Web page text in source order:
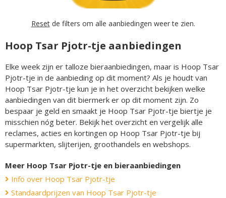
Resetde filters om alle aanbiedingen weer te zien.
Hoop Tsar Pjotr-tje aanbiedingen
Elke week zijn er talloze bieraanbiedingen, maar is Hoop Tsar
Pjotr-tje in de aanbieding op dit moment? Als je houdt van
Hoop Tsar Pjotr-tje kun je in het overzicht bekijken welke
aanbiedingen van dit biermerk er op dit moment zijn. Zo
bespaar je geld en smaakt je Hoop Tsar Pjotr-tje biertje je
misschien nóg beter. Bekijk het overzicht en vergelijk alle
reclames, acties en kortingen op Hoop Tsar Pjotr-tje bij
supermarkten, slijterijen, groothandels en webshops.
Meer Hoop Tsar Pjotr-tje en bieraanbiedingen
Info over Hoop Tsar Pjotr-tje
Standaardprijzen van Hoop Tsar Pjotr-tje